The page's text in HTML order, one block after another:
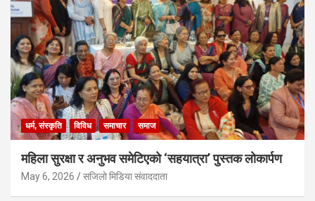
धर्म, संस्कृति विविध समाचार समाज
महिला सुरक्षा र अनुभव समेटिएको ‘सहयात्रा’ पुस्तक लोकार्पण
May 6, 2026 सजिलो मिडिया संवाददाता